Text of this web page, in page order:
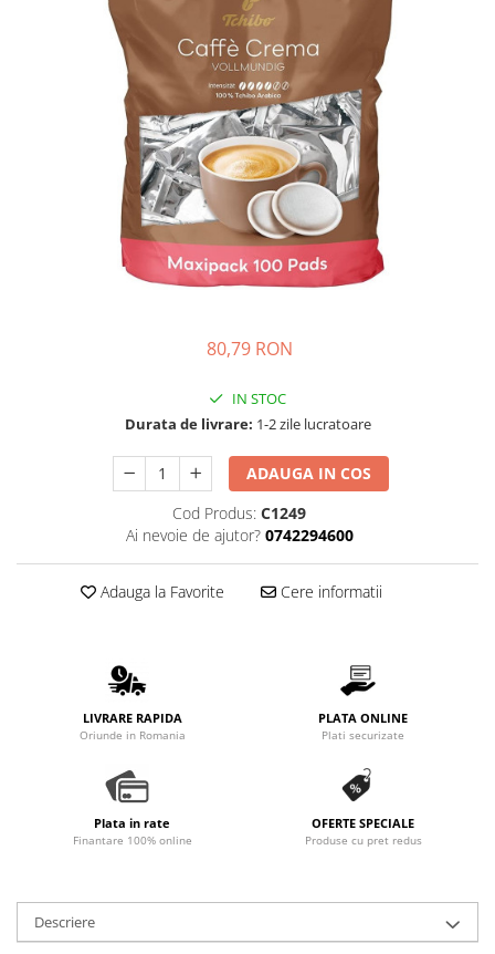
80,79 RON
IN STOC
Durata de livrare: 1-2 zile lucratoare
ADAUGA IN COS
Cod Produs: C1249
Ai nevoie de ajutor? 0742294600
Adauga la Favorite Cere informatii
LIVRARE RAPIDA
Oriunde in Romania
PLATA ONLINE
Plati securizate
Plata in rate
Finantare 100% online
OFERTE SPECIALE
Produse cu pret redus
Descriere